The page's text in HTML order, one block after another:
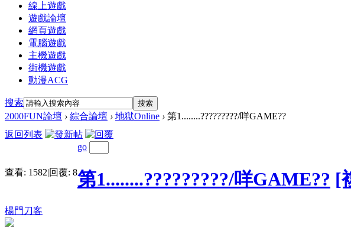
線上遊戲
遊戲論壇
網頁遊戲
電腦遊戲
主機遊戲
街機遊戲
動漫ACG
搜索 搜索
2000FUN論壇 › 綜合論壇 › 地獄Online › 第1........?????????/咩GAME??
返回列表
查看: 1582|回覆: 8
go
第1........?????????/咩GAME?? [
楊門刀客